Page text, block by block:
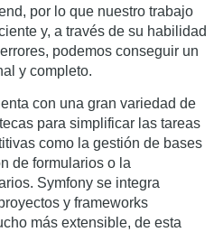
por lo que nuestro trabajo
y, a través de su habilidad
podemos conseguir un
y completo.
con una gran variedad de
para simplificar las tareas
como la gestión de bases
de formularios o la
Symfony se integra
y frameworks
más extensible, de esta